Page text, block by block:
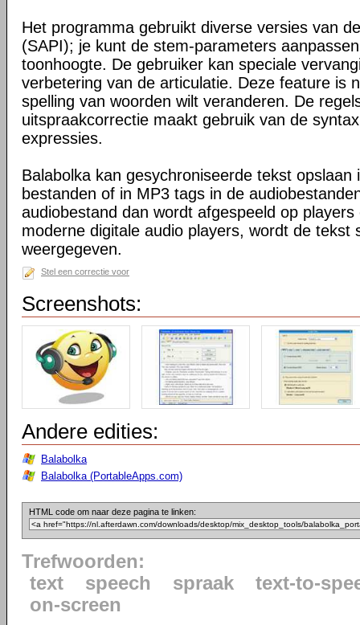
Het programma gebruikt diverse versies van
(SAPI); je kunt de stem-parameters
toonhoogte. De gebruiker kan speciale
verbetering van de articulatie. Deze feature is
spelling van woorden wilt veranderen. De
uitspraakcorrectie maakt gebruik van de
expressies.
Balabolka kan gesychroniseerde tekst opslaan
bestanden of in MP3 tags in de
audiobestand dan wordt afgespeeld op
moderne digitale audio players, wordt de tekst
weergegeven.
Stel een correctie voor
Screenshots:
Andere edities:
Balabolka
Balabolka (PortableApps.com)
HTML code om naar deze pagina te linken:
Trefwoorden:
text
speech spraak
text-to-
on-screen